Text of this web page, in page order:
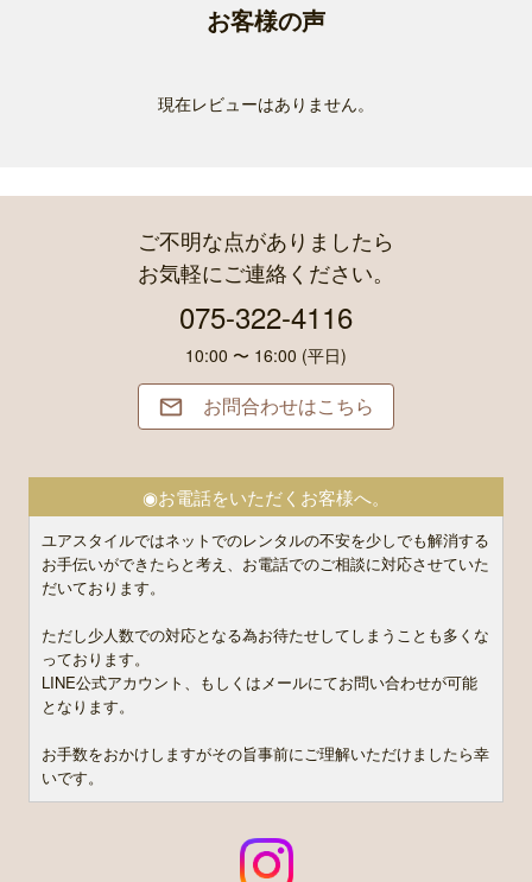
お客様の声
現在レビューはありません。
ご不明な点がありましたら
お気軽にご連絡ください。
075-322-4116
10:00 〜 16:00 (平日)
 お問合わせはこちら
◉お電話をいただくお客様へ。
ユアスタイルではネットでのレンタルの不安を少しでも解消する
お手伝いができたらと考え、お電話でのご相談に対応させていた
だいております。
ただし少人数での対応となる為お待たせしてしまうことも多くな
っております。
LINE公式アカウント、もしくはメールにてお問い合わせが可能
となります。
お手数をおかけしますがその旨事前にご理解いただけましたら幸
いです。